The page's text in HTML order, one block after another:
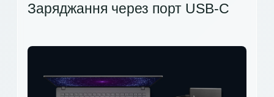
Заряджання через порт USB-C